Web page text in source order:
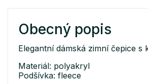
Obecný popis
Elegantní dámská zimní čepice
Materiál: polyakryl
Podšívka: fleece